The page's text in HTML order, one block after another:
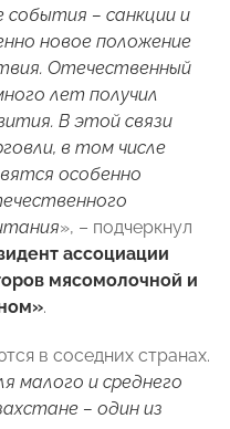
события – санкции и
новое положение
Отечественный
лет получил
В этой связи
в том числе
особенно
», – подчеркнул
ассоциации
мясомолочной и
.
в соседних странах.
малого и среднего
– один из